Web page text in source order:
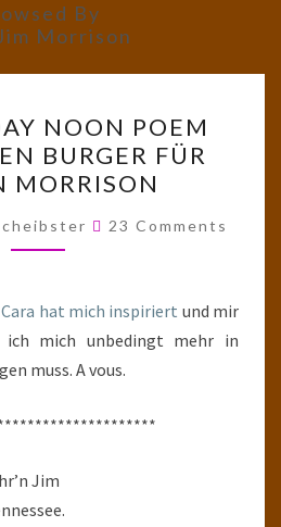
By
Jim Morrison
NOON
POEM
CLUB:
EINEN
BURGER
HERRN
MORRISON
NOON POEM
BURGER FÜR
MORRISON
Comments
23 Comments
hat mich inspiriert und mir
ich mich unbedingt mehr in
muss. A vous.
Jim